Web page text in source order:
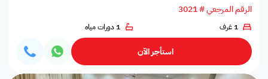
الرقم المرجعي # 3021
1 غرف 1 دورات مياه
استأجر الآن